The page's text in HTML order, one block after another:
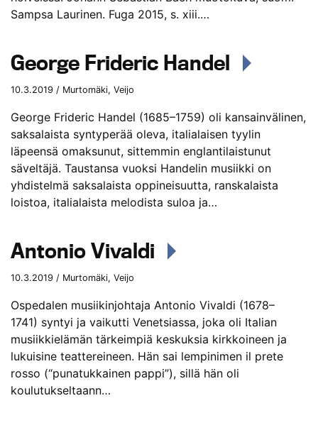
Sampsa Laurinen. Fuga 2015, s. xiii.…
George Frideric Handel
10.3.2019 / Murtomäki, Veijo
George Frideric Handel (1685–1759) oli kansainvälinen,
saksalaista syntyperää oleva, italialaisen tyylin
läpeensä omaksunut, sittemmin englantilaistunut
säveltäjä. Taustansa vuoksi Handelin musiikki on
yhdistelmä saksalaista oppineisuutta, ranskalaista
loistoa, italialaista melodista suloa ja…
Antonio Vivaldi
10.3.2019 / Murtomäki, Veijo
Ospedalen musiikinjohtaja Antonio Vivaldi (1678–
1741) syntyi ja vaikutti Venetsiassa, joka oli Italian
musiikkielämän tärkeimpiä keskuksia kirkkoineen ja
lukuisine teattereineen. Hän sai lempinimen il prete
rosso (“punatukkainen pappi”), sillä hän oli
koulutukseltaann…